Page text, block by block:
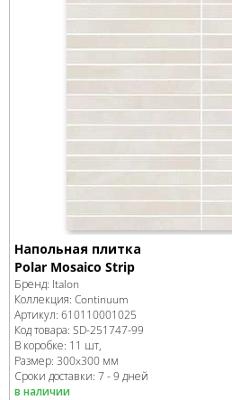
Напольная плитка
Polar Mosaico Strip
Бренд: Italon
Коллекция: Continuum
Артикул: 610110001025
Код товара: SD-251747-99
В коробке: 11 шт,
Размер: 300x300 мм
Сроки доставки: 7 - 9 дней
в наличии